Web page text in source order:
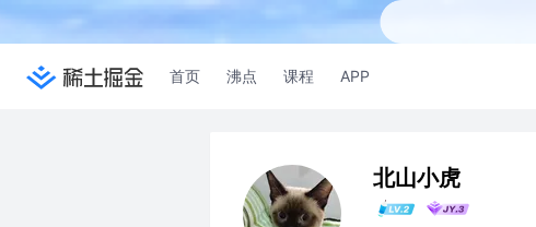
首页 沸点 课程 APP
北山小虎